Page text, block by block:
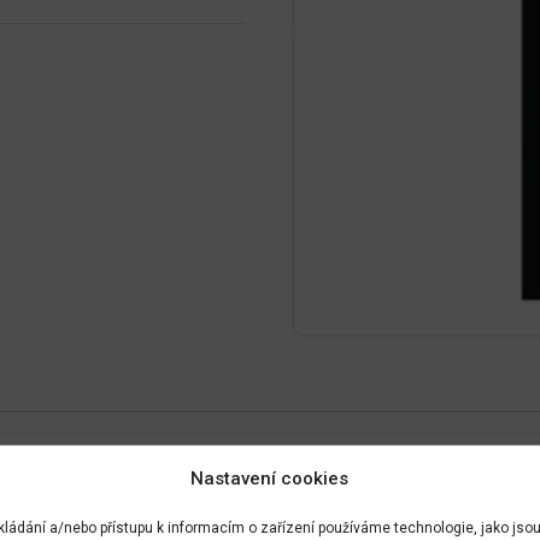
Nastavení cookies
a/nebo přístupu k informacím o zařízení používáme technologie, jako jsou